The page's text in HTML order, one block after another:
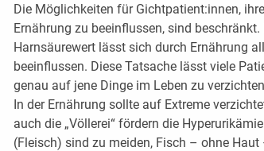
Die Möglichkeiten für Gichtpatient:innen,
Ernährung zu beeinflussen, sind
Harnsäurewert lässt sich durch Ernährung
beeinflussen. Diese Tatsache lässt viele
genau auf jene Dinge im Leben zu
In der Ernährung sollte auf Extreme
auch die „Völlerei“ fördern die
(Fleisch) sind zu meiden, Fisch – ohne